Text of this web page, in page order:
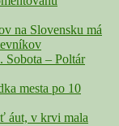
na Slovensku má
– Poltár
mesta po 10
áut, v krvi mala